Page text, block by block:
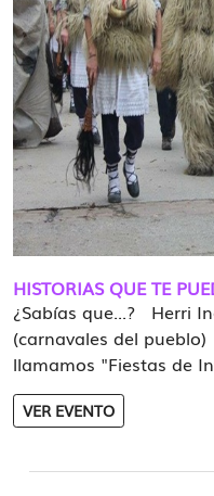
HISTORIAS QUE TE
¿Sabías que...? Herri
(carnavales del
llamamos "Fiestas de
VER EVENTO